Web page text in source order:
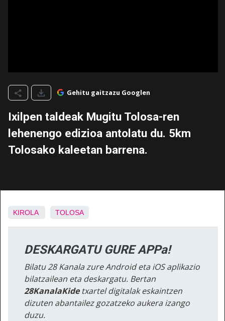
Gehitu gaitzazu Googlen
Ixilpen taldeak Mugitu Tolosa-ren
lehenengo edizioa antolatu du. 5km
Tolosako kaleetan barrena.
KIROLA TOLOSA
DESKARGATU GURE APPa!
Bilatu 28 Kanala zure Android eta iOS aplikazio
bilatzailean eta deskargatu. Bertan
28KanalaKidetxartel digitalak eskaintzen
dizuten abantailez gozatzeko aukera izango
duzu.